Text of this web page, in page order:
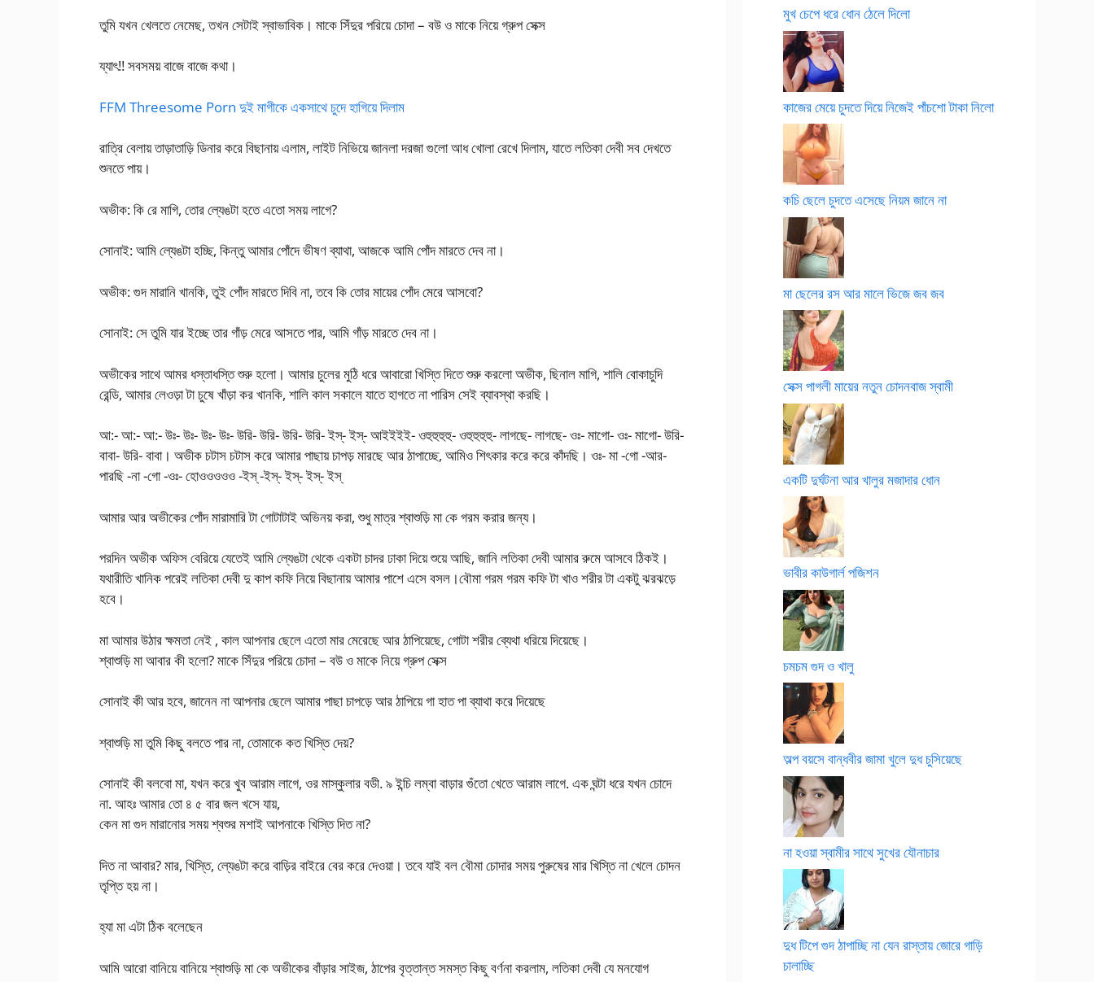
তুমি যখন খেলতে নেমেছ, তখন সেটাই স্বাভাবিক। মাকে সিঁদুর পরিয়ে চোদা – বউ ও মাকে নিয়ে গ্রুপ সেক্স
য্যাৎ!! সবসময় বাজে বাজে কথা।
FFM Threesome Porn দুই মাগীকে একসাথে চুদে হাগিয়ে দিলাম
রাত্রি বেলায় তাড়াতাড়ি ডিনার করে বিছানায় এলাম, লাইট নিভিয়ে জানলা দরজা গুলো আধ খোলা রেখে দিলাম, যাতে লতিকা দেবী সব দেখতে
শুনতে পায়।
অভীক: কি রে মাগি, তোর ল্যেঙটা হতে এতো সময় লাগে?
সোনাই: আমি ল্যেঙটা হচ্ছি, কিন্তু আমার পোঁদে ভীষণ ব্যাথা, আজকে আমি পোঁদ মারতে দেব না।
অভীক: গুদ মারানি খানকি, তুই পোঁদ মারতে দিবি না, তবে কি তোর মায়ের পোঁদ মেরে আসবো?
সোনাই: সে তুমি যার ইচ্ছে তার গাঁড় মেরে আসতে পার, আমি গাঁড় মারতে দেব না।
অভীকের সাথে আমর ধস্তাধস্তি শুরু হলো। আমার চুলের মুঠি ধরে আবারো খিস্তি দিতে শুরু করলো অভীক, ছিনাল মাগি, শালি বোকাচুদি
রেন্ডি, আমার লেওড়া টা চুষে খাঁড়া কর খানকি, শালি কাল সকালে যাতে হাগতে না পারিস সেই ব্যাবস্থা করছি।
আ:- আ:- আ:- উঃ- উঃ- উঃ- উঃ- উরি- উরি- উরি- উরি- ইস্- ইস্- আইইইই- ওহুহুহুহু- ওহুহুহুহু- লাগছে- লাগছে- ওঃ- মাগো- ওঃ- মাগো- উরি-
বাবা- উরি- বাবা। অভীক চটাস চটাস করে আমার পাছায় চাপড় মারছে আর ঠাপাচ্ছে, আমিও শিৎকার করে করে কাঁদছি। ওঃ- মা -গো -আর-
পারছি -না -গো -ওঃ- হোওওওওও -ইস্ -ইস্- ইস্- ইস্- ইস্
আমার আর অভীকের পোঁদ মারামারি টা গোটাটাই অভিনয় করা, শুধু মাত্র শ্বাশুড়ি মা কে গরম করার জন্য।
পরদিন অভীক অফিস বেরিয়ে যেতেই আমি ল্যেঙটা থেকে একটা চাদর ঢাকা দিয়ে শুয়ে আছি, জানি লতিকা দেবী আমার রুমে আসবে ঠিকই।
যথারীতি খানিক পরেই লতিকা দেবী দু কাপ কফি নিয়ে বিছানায় আমার পাশে এসে বসল।বৌমা গরম গরম কফি টা খাও শরীর টা একটু ঝরঝড়ে
হবে।
মা আমার উঠার ক্ষমতা নেই , কাল আপনার ছেলে এতো মার মেরেছে আর ঠাপিয়েছে, গোটা শরীর ব্যেথা ধরিয়ে দিয়েছে।
শ্বাশুড়ি মা আবার কী হলো? মাকে সিঁদুর পরিয়ে চোদা – বউ ও মাকে নিয়ে গ্রুপ সেক্স
সোনাই কী আর হবে, জানেন না আপনার ছেলে আমার পাছা চাপড়ে আর ঠাপিয়ে গা হাত পা ব্যাথা করে দিয়েছে
শ্বাশুড়ি মা তুমি কিছু বলতে পার না, তোমাকে কত খিস্তি দেয়?
সোনাই কী বলবো মা, যখন করে খুব আরাম লাগে, ওর মাস্কুলার বডী. ৯ ইন্চি লম্বা বাড়ার গুঁতো খেতে আরাম লাগে. এক ঘন্টা ধরে যখন চোদে
না. আহঃ আমার তো ৪ ৫ বার জল খসে যায়,
কেন মা গুদ মারানোর সময় শ্বশুর মশাই আপনাকে খিস্তি দিত না?
দিত না আবার? মার, খিস্তি, ল্যেঙটা করে বাড়ির বাইরে বের করে দেওয়া। তবে যাই বল বৌমা চোদার সময় পুরুষের মার খিস্তি না খেলে চোদন
তৃপ্তি হয় না।
হ্যা মা এটা ঠিক বলেছেন
আমি আরো বানিয়ে বানিয়ে শ্বাশুড়ি মা কে অভীকের বাঁড়ার সাইজ, ঠাপের বৃত্তান্ত সমস্ত কিছু বর্ণনা করলাম, লতিকা দেবী যে মনযোগ
মুখ চেপে ধরে ধোন ঠেলে দিলো
কাজের মেয়ে চুদতে দিয়ে নিজেই পাঁচশো টাকা নিলো
কচি ছেলে চুদতে এসেছে নিয়ম জানে না
মা ছেলের রস আর মালে ভিজে জব জব
সেক্স পাগলী মায়ের নতুন চোদনবাজ স্বামী
একটি দুর্ঘটনা আর খালুর মজাদার ধোন
ভাবীর কাউগার্ল পজিশন
চমচম গুদ ও খালু
অল্প বয়সে বান্ধবীর জামা খুলে দুধ চুসিয়েছে
না হওয়া স্বামীর সাথে সুখের যৌনাচার
দুধ টিপে গুদ ঠাপাচ্ছি না যেন রাস্তায় জোরে গাড়ি
চালাচ্ছি